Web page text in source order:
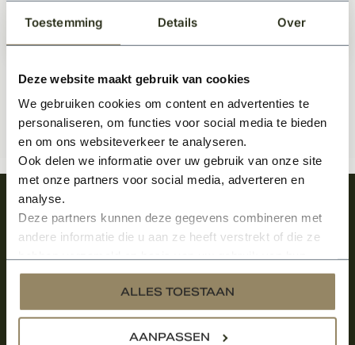
Toestemming Details Over
Deze website maakt gebruik van cookies
We gebruiken cookies om content en advertenties te
personaliseren, om functies voor social media te bieden
en om ons websiteverkeer te analyseren.
Ook delen we informatie over uw gebruik van onze site
met onze partners voor social media, adverteren en
analyse.
Deze partners kunnen deze gegevens combineren met
andere informatie die u aan ze heeft verstrekt of die ze
services.
ALLES TOESTAAN
AANPASSEN
438,95
Meld je aan en ontvang het laatste nieuws
over onze kempische bouwstijl!
Aanmelden voor de nieuwsbrief